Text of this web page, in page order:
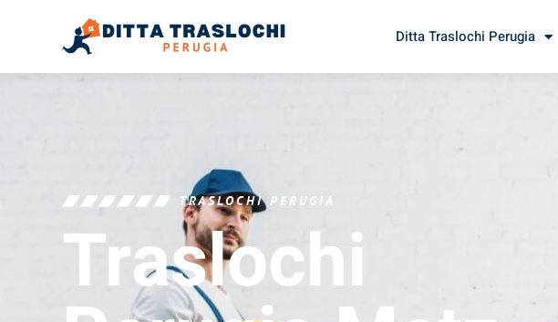
Ditta Traslochi Perugia
TRASLOCHI PERUGIA
Traslochi